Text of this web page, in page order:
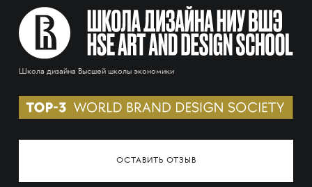
Школа дизайна Высшей школы экономики
ОСТАВИТЬ ОТЗЫВ